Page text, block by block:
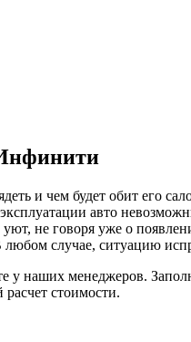
и чем будет обит
авто
не говоря уже о
случае, ситуацию
у наших менеджеров.
стоимости.